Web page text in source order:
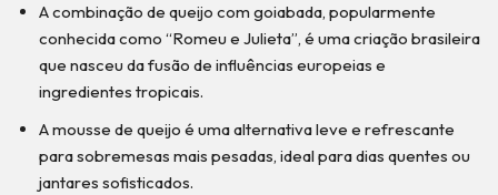
A combinação de queijo com goiabada, popularmente
conhecida como “Romeu e Julieta”, é uma criação brasileira
que nasceu da fusão de influências europeias e
ingredientes tropicais.
A mousse de queijo é uma alternativa leve e refrescante
para sobremesas mais pesadas, ideal para dias quentes ou
jantares sofisticados.